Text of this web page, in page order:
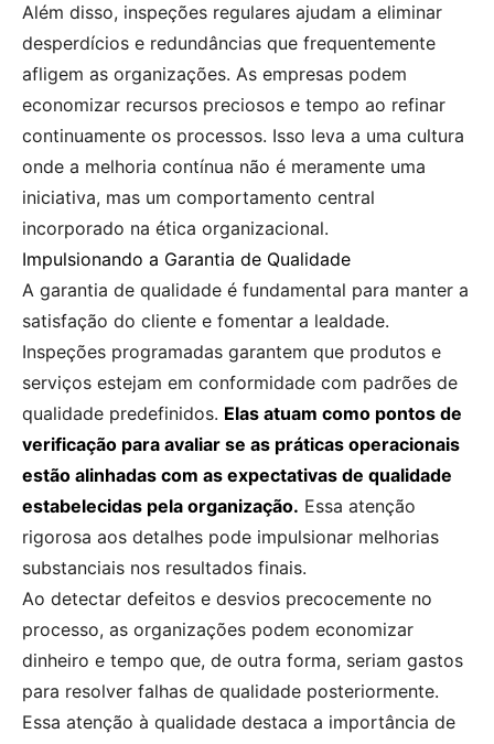
Além disso, inspeções regulares ajudam a eliminar
desperdícios e redundâncias que frequentemente
afligem as organizações. As empresas podem
economizar recursos preciosos e tempo ao refinar
continuamente os processos. Isso leva a uma cultura
onde a melhoria contínua não é meramente uma
iniciativa, mas um comportamento central
incorporado na ética organizacional.
Impulsionando a Garantia de Qualidade
A garantia de qualidade é fundamental para manter a
satisfação do cliente e fomentar a lealdade.
Inspeções programadas garantem que produtos e
serviços estejam em conformidade com padrões de
qualidade predefinidos. Elas atuam como pontos de
verificação para avaliar se as práticas operacionais
estão alinhadas com as expectativas de qualidade
estabelecidas pela organização. Essa atenção
rigorosa aos detalhes pode impulsionar melhorias
substanciais nos resultados finais.
Ao detectar defeitos e desvios precocemente no
processo, as organizações podem economizar
dinheiro e tempo que, de outra forma, seriam gastos
para resolver falhas de qualidade posteriormente.
Essa atenção à qualidade destaca a importância de